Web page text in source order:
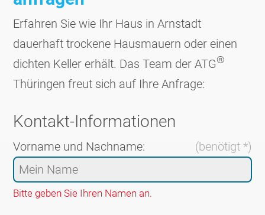
Erfahren Sie wie Ihr Haus in Arnstadt
dauerhaft trockene Haus­mauern oder einen
dichten Keller erhält. Das Team der ATG®
Thüringen freut sich auf Ihre Anfrage:
Kontakt-Informationen
Vorname und Nachname: (benötigt *)
Bitte geben Sie Ihren Namen an.